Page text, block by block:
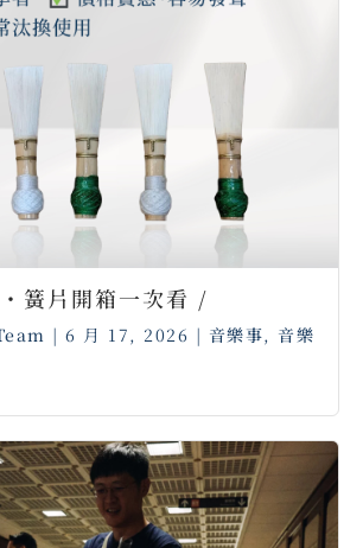
簧片開箱一次看 /
| 6 月 17, 2026 | 音樂事, 音樂